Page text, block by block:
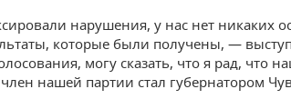
нарушения, у нас нет никаких
которые были получены, —
могу сказать, что я рад, что
нашей партии стал губернатором